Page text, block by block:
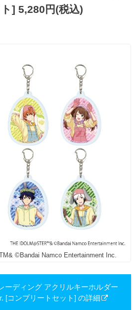
] 5,280円(税込)
©Bandai Namco Entertainment Inc.
ーディング アクリルキーホルダー
[コンプリートセット] の詳細